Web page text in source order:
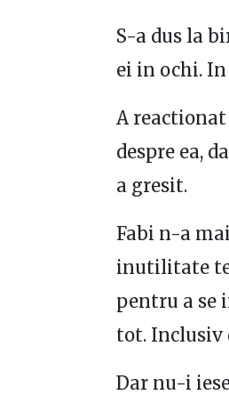
S-a dus la
ei in ochi.
A
despre ea,
a gresit.
Fabi n-a
inutilitate
pentru a se
tot. Inclusiv
Dar nu-i